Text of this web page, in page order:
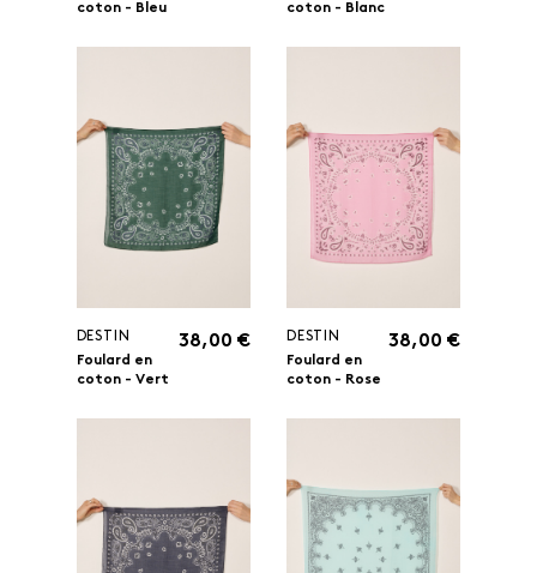
coton - Bleu
coton - Blanc
DESTIN
Foulard en
coton - Vert
38,00 €
DESTIN
Foulard en
coton - Rose
38,00 €